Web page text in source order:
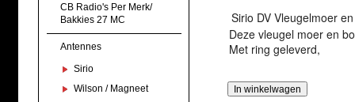
CB Radio's Per Merk/
Bakkies 27 MC
Antennes
Sirio
Wilson / Magneet
Sirio DV Vleugelmoer
Deze vleugel moer en
Met ring geleverd,